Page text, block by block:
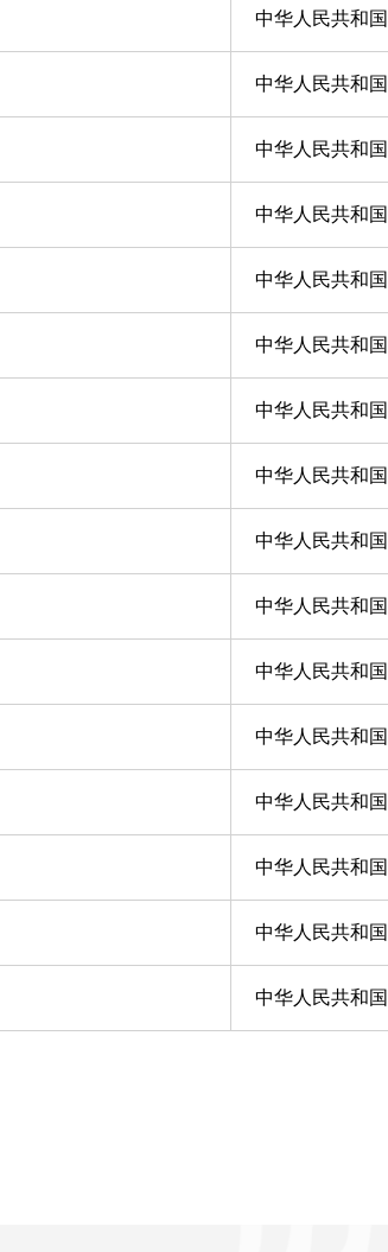
中华人民共和国
中华人民共和国
中华人民共和国
中华人民共和国
中华人民共和国
中华人民共和国
中华人民共和国
中华人民共和国
中华人民共和国
中华人民共和国
中华人民共和国
中华人民共和国
中华人民共和国
中华人民共和国
中华人民共和国
中华人民共和国